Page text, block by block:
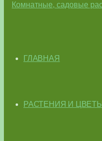
ГЛАВНАЯ
РАСТЕНИЯ И ЦВЕТЫ